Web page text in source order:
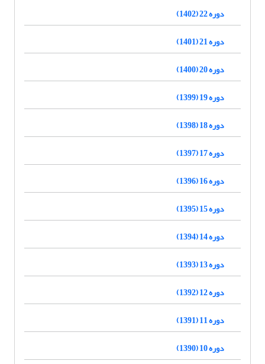
دوره 22 (1402)
دوره 21 (1401)
دوره 20 (1400)
دوره 19 (1399)
دوره 18 (1398)
دوره 17 (1397)
دوره 16 (1396)
دوره 15 (1395)
دوره 14 (1394)
دوره 13 (1393)
دوره 12 (1392)
دوره 11 (1391)
دوره 10 (1390)